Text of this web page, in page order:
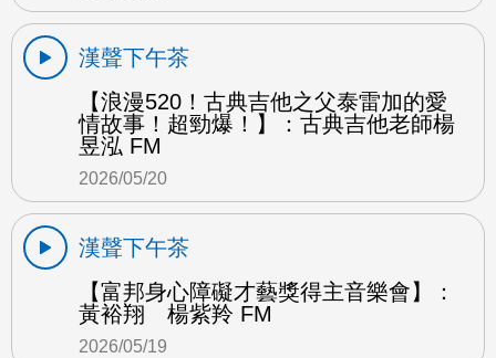
漢聲下午茶
【浪漫520！古典吉他之父泰雷加的愛
情故事！超勁爆！】：古典吉他老師楊
昱泓 FM
2026/05/20
漢聲下午茶
【富邦身心障礙才藝獎得主音樂會】：
黃裕翔 楊紫羚 FM
2026/05/19